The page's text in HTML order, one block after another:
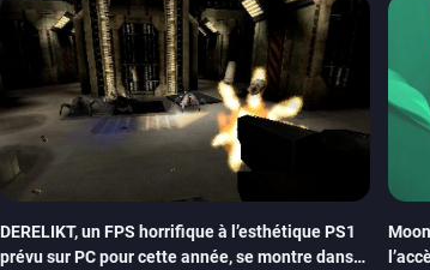
DERELIKT, un FPS horrifique à l’esthétique PS1
prévu sur PC pour cette année, se montre dans